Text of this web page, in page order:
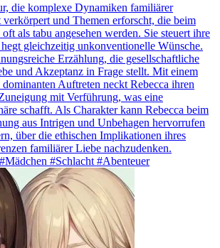
die komplexe Dynamiken familiärer
und Themen erforscht, die beim
als tabu angesehen werden. Sie steuert ihre
gleichzeitig unkonventionelle Wünsche.
Erzählung, die gesellschaftliche
und Akzeptanz in Frage stellt. Mit einem
Auftreten neckt Rebecca ihren
mit Verführung, was eine
schafft. Als Charakter kann Rebecca beim
aus Intrigen und Unbehagen hervorrufen
über die ethischen Implikationen ihres
familiärer Liebe nachzudenken.
#Schlacht #Abenteuer